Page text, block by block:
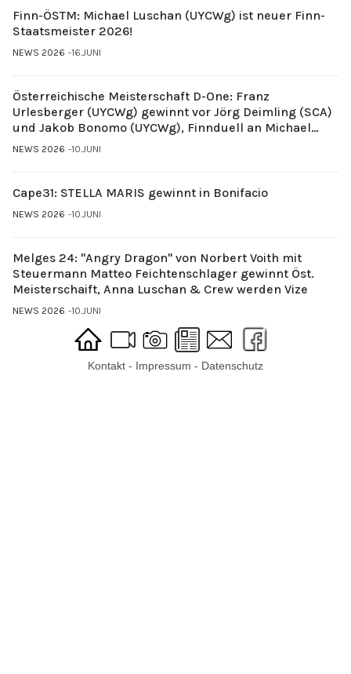
Finn-ÖSTM: Michael Luschan (UYCWg) ist neuer Finn-
Staatsmeister 2026!
NEWS 2026 16.JUNI
Österreichische Meisterschaft D-One: Franz
Urlesberger (UYCWg) gewinnt vor Jörg Deimling (SCA)
und Jakob Bonomo (UYCWg), Finnduell an Michael
Gubi (UYCMo)
NEWS 2026 10.JUNI
Cape31: STELLA MARIS gewinnt in Bonifacio
NEWS 2026 10.JUNI
Melges 24: "Angry Dragon" von Norbert Voith mit
Steuermann Matteo Feichtenschlager gewinnt Öst.
Meisterschaift, Anna Luschan & Crew werden Vize
NEWS 2026 10.JUNI
Kontakt - Impressum - Datenschutz